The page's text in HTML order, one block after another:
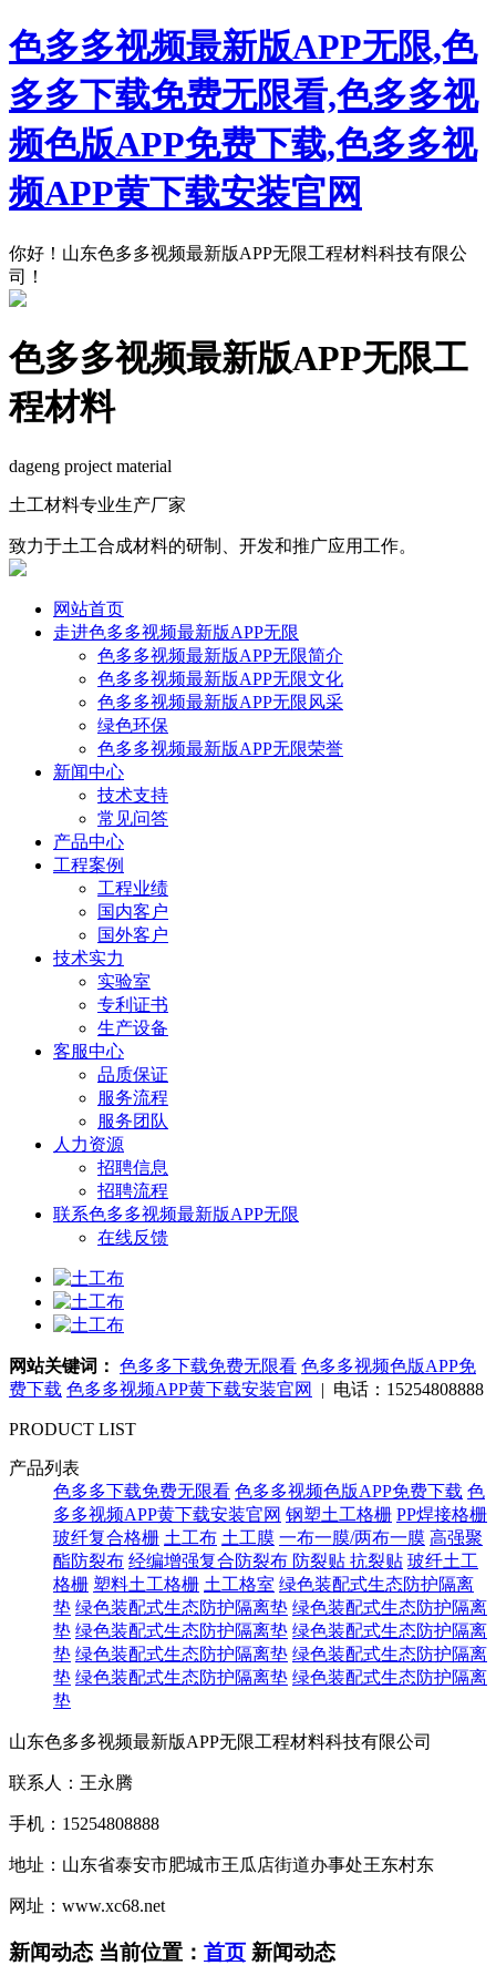
色多多视频最新版APP无限,色
多多下载免费无限看,色多多视
频色版APP免费下载,色多多视
频APP黄下载安装官网
你好！山东色多多视频最新版APP无限工程材料科技有限公
司！
色多多视频最新版APP无限工
程材料
dageng project material
土工材料专业生产厂家
致力于土工合成材料的研制、开发和推广应用工作。
网站首页
走进色多多视频最新版APP无限
色多多视频最新版APP无限简介
色多多视频最新版APP无限文化
色多多视频最新版APP无限风采
绿色环保
色多多视频最新版APP无限荣誉
新闻中心
技术支持
常见问答
产品中心
工程案例
工程业绩
国内客户
国外客户
技术实力
实验室
专利证书
生产设备
客服中心
品质保证
服务流程
服务团队
人力资源
招聘信息
招聘流程
联系色多多视频最新版APP无限
在线反馈
网站关键词： 色多多下载免费无限看 色多多视频色版APP免
费下载 色多多视频APP黄下载安装官网 | 电话：15254808888
PRODUCT LIST
产品列表
色多多下载免费无限看 色多多视频色版APP免费下载 色
多多视频APP黄下载安装官网 钢塑土工格栅 PP焊接格栅
玻纤复合格栅 土工布 土工膜 一布一膜/两布一膜 高强聚
酯防裂布 经编增强复合防裂布 防裂贴 抗裂贴 玻纤土工
格栅 塑料土工格栅 土工格室 绿色装配式生态防护隔离
垫 绿色装配式生态防护隔离垫 绿色装配式生态防护隔离
垫 绿色装配式生态防护隔离垫 绿色装配式生态防护隔离
垫 绿色装配式生态防护隔离垫 绿色装配式生态防护隔离
垫 绿色装配式生态防护隔离垫 绿色装配式生态防护隔离
垫
山东色多多视频最新版APP无限工程材料科技有限公司
联系人：王永腾
手机：15254808888
地址：山东省泰安市肥城市王瓜店街道办事处王东村东
网址：www.xc68.net
新闻动态 当前位置： 首页 新闻动态